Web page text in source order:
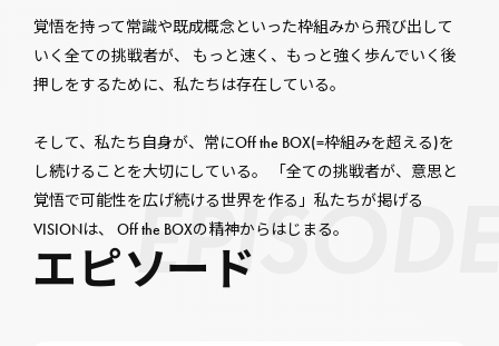
覚悟を持って常識や既成概念といった枠組みから飛び出して
いく全ての挑戦者が、 もっと速く、もっと強く歩んでいく後
押しをするために、私たちは存在している。
そして、私たち自身が、常にOff the BOX(=枠組みを超える)を
し続けることを大切にしている。 「全ての挑戦者が、意思と
覚悟で可能性を広げ続ける世界を作る」私たちが掲げる
VISIONは、 Off the BOXの精神からはじまる。
エピソード
EPISOD